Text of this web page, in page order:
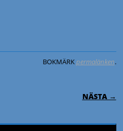
BOKMÄRKpermalänken.
NÄSTA →